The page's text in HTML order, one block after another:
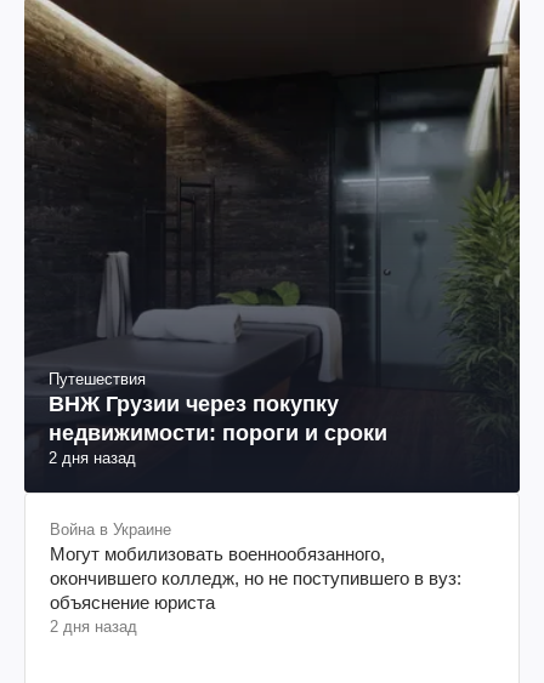
Путешествия
ВНЖ Грузии через покупку
недвижимости: пороги и сроки
2 дня назад
Война в Украине
Могут мобилизовать военнообязанного,
окончившего колледж, но не поступившего в вуз:
объяснение юриста
2 дня назад